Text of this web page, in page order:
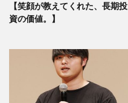
【笑顔が教えてくれた、長期投
資の価値。】